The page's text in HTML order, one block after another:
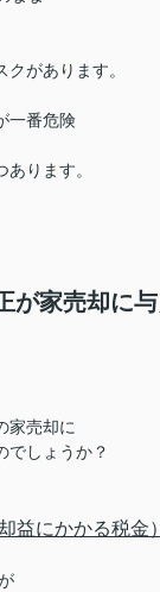
があります。
一番危険
ります。
が家売却に
家売却に
でしょうか？
益にかかる税金）